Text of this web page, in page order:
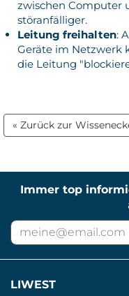
zwischen Computer
störanfälliger.
Leitung freihalten:
Geräte im Netzwerk
die Leitung
« Zurück zur
Immer top
LIWEST